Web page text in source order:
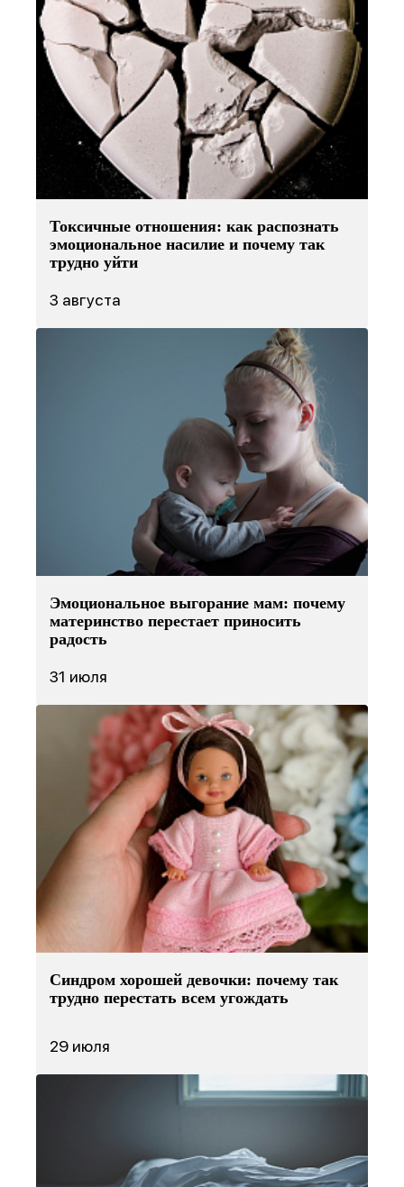
психотерапевтических практик
«Феникс: Призвание и Мастерство».
Организаторы:
Министерство Здравоохранения и
НМИЦ им. В.М. Бехтерева.
Предыдущая победа: 2-е место в той же номинации
(2025г.)
Благодарим всех, кто принимал участие в нашем
Токсичные отношения: как распознать
эмоциональное насилие и почему так
трудно уйти
3 августа
Эмоциональное выгорание мам: почему
материнство перестает приносить
радость
31 июля
Синдром хорошей девочки: почему так
трудно перестать всем угождать
29 июля